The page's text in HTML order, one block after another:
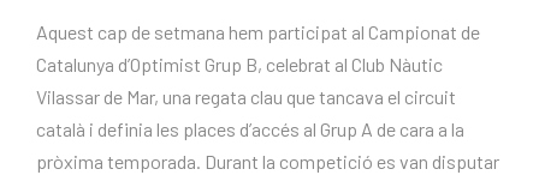
Aquest cap de setmana hem participat al Campionat de
Catalunya d’Optimist Grup B, celebrat al Club Nàutic
Vilassar de Mar, una regata clau que tancava el circuit
català i definia les places d’accés al Grup A de cara a la
pròxima temporada. Durant la competició es van disputar